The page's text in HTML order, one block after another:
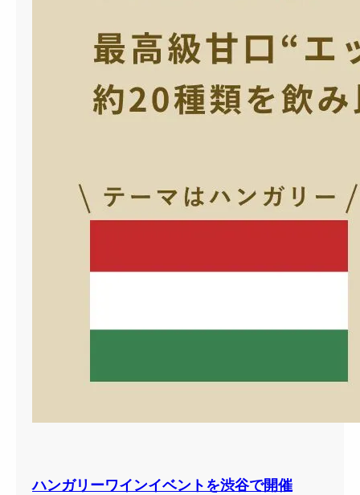
ハンガリーワインイベントを渋谷で開催